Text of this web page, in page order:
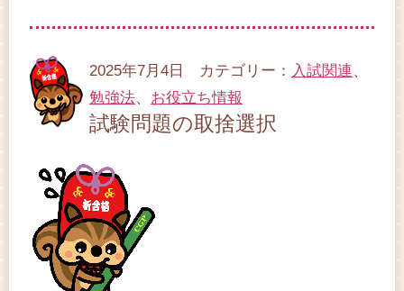
2025年7月4日 カテゴリー： 入試関連、
勉強法、 お役立ち情報
試験問題の取捨選択